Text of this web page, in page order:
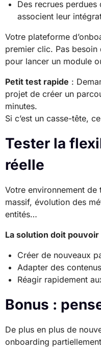
Des recrues
associent leur
Votre plateforme
premier clic. Pas
pour lancer un module
Petit test rapide :
projet de créer un
minutes.
Si c’est un casse-tête,
Tester la
réelle
Votre environnement
massif, évolution des
entités…
La solution doit pouvoir
Créer de nouveaux
Adapter des
Réagir rapidement
Bonus :
De plus en plus de
onboarding